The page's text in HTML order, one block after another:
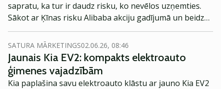
sapratu, ka tur ir daudz risku, ko nevēlos uzņemties.
Sākot ar Ķīnas risku Alibaba akciju gadījumā un beidzot
ar augstajām valuācijām ASV tehnoloģiju akciju
gadījumā. Tāpēc nolēmu lūkoties pavisam citā virzienā
– naftas sektorā.
SATURA MĀRKETINGS02.06.26, 08:46
Jaunais Kia EV2: kompakts elektroauto
ģimenes vajadzībām
Kia paplašina savu elektroauto klāstu ar jauno Kia EV2